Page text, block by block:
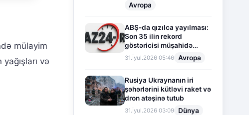
mülayim
və
Avropa
ABŞ-da qızılca yayılması:
Son 35 ilin rekord
göstəricisi müşahidə
olunur
31.İyul.2026 05:46 Avropa
Rusiya Ukraynanın iri
şəhərlərini kütləvi raket və
dron atəşinə tutub
31.İyul.2026 03:09 Dünya